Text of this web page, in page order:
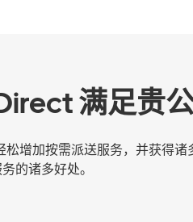
满足贵
增加按需派送服务，并获得
的诸多好处。